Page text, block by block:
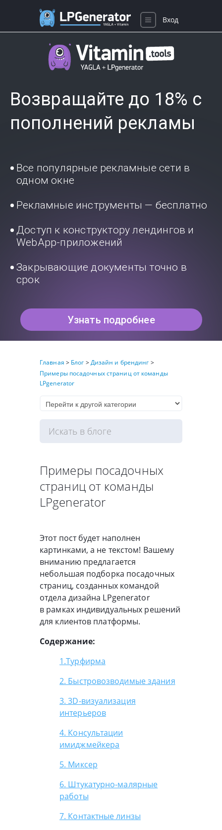
Возвращайте до 18% с
пополнений рекламы
Все популярные рекламные сети в
одном окне
Рекламные инструменты — бесплатно
Доступ к конструктору лендингов и
WebApp-приложений
Закрывающие документы точно в
срок
Узнать подробнее
Главная > Блог >Дизайн и брендинг >
Примеры посадочных страниц от команды
LPgenerator
Примеры посадочных
страниц от команды
LPgenerator
Этот пост будет наполнен
картинками, а не текстом! Вашему
вниманию предлагается
небольшая подборка посадочных
страниц, созданных командой
отдела дизайна LPgenerator
в рамках индивидуальных решений
для клиентов платформы.
Содержание:
1.Турфирма
2. Быстровозводимые здания
3. 3D-визуализация
интерьеров
4. Консультации
имиджмейкера
5. Миксер
6. Штукатурно-малярные
работы
7. Контактные линзы
Вход